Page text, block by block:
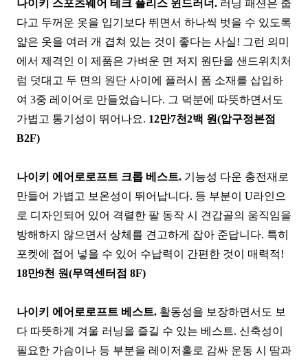
나이키 스포츠웨어 테크 플리스 윈드러너. 러닝 패션은 춥
다고 두꺼운 옷을 입기보다 뛰면서 하나씩 벗을 수 있도록
얇은 옷을 여러 개 겹쳐 있는 것이 좋다는 사실! 그런 의미
에서 제격인 이 제품은 가벼운 면 저지 원단을 샌드위치처
럼 덧대고 두 면의 원단 사이에 플러시 폼 소재를 삽입하
여 3중 레이어로 만들었습니다. 그 덕분에 따뜻하면서도
가볍고 통기성이 뛰어나요. 12만7천2백 원(압구정본점
B2F)
나이키 에어로로프트 크롭 베스트. 기능성 다운 충전재로
만들어 가볍고 보온성이 뛰어납니다. 등 부분이 U라인으
로 디자인되어 있어 격렬한 팔 동작 시 견갑골의 움직임을
방해하지 않으면서 상체를 견고하게 잡아 준답니다. 특히
포켓에 접어 넣을 수 있어 수납력이 간편한 것이 매력적!
18만9천 원(무역센터점 8F)
나이키 에어로로프트 베스트. 활동성을 보장하면서도 보
다 따뜻하게 겨울 러닝을 즐길 수 있는 베스트. 신축성이
필요한 가슴이나 등 부분을 레이저홀로 감싸 운동 시 땀과